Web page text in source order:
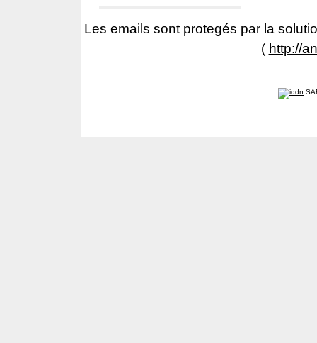
Les emails sont protegés par la
( http://